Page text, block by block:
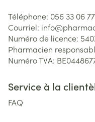
Téléphone: 056 33 06 77
Courriel: info@
Numéro de licence:
Pharmacien
Numéro TVA:
Service à la
FAQ